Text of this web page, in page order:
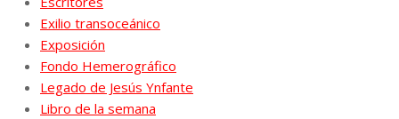
Exilio transoceánico
Exposición
Fondo Hemerográfico
Legado de Jesús Ynfante
Libro de la semana